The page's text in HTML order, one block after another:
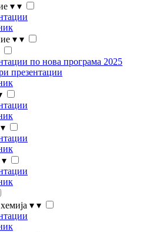
▾ ▾
▾ ▾
по нова програма 2025
презентации
▾
▾
▾ ▾